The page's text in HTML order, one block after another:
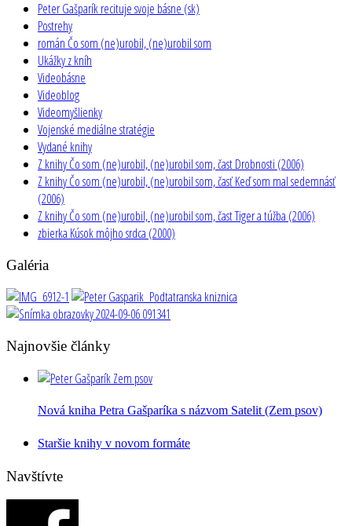
Peter Gašparík recituje svoje básne (sk)
Postrehy
román Čo som (ne)urobil, (ne)urobil som
Ukážky z kníh
Videobásne
Videoblog
Videomyšlienky
Vojenské mediálne stratégie
Vydané knihy
Z knihy Čo som (ne)urobil, (ne)urobil som, čast Drobnosti (2006)
Z knihy Čo som (ne)urobil, (ne)urobil som, časť Keď som mal sedemnásť
(2006)
Z knihy Čo som (ne)urobil, (ne)urobil som, čast Tiger a túžba (2006)
zbierka Kúsok môjho srdca (2000)
Galéria
Najnovšie články
Nová kniha Petra Gašparíka s názvom Satelit (Zem psov)
Staršie knihy v novom formáte
Navštívte